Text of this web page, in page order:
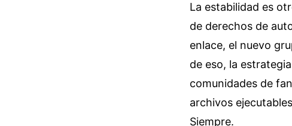
La estabilidad es
de derechos de
enlace, el nuevo
de eso, la
comunidades de
archivos
Siempre.